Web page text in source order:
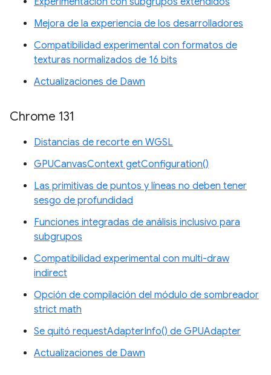
Mejora de la experiencia de los desarrolladores
Compatibilidad experimental con formatos de
texturas normalizados de 16 bits
Actualizaciones de Dawn
Chrome 131
Distancias de recorte en WGSL
GPUCanvasContext getConfiguration()
Las primitivas de puntos y líneas no deben tener
sesgo de profundidad
Funciones integradas de análisis inclusivo para
subgrupos
Compatibilidad experimental con multi-draw
indirect
Opción de compilación del módulo de sombreador
strict math
Se quitó requestAdapterInfo() de GPUAdapter
Actualizaciones de Dawn